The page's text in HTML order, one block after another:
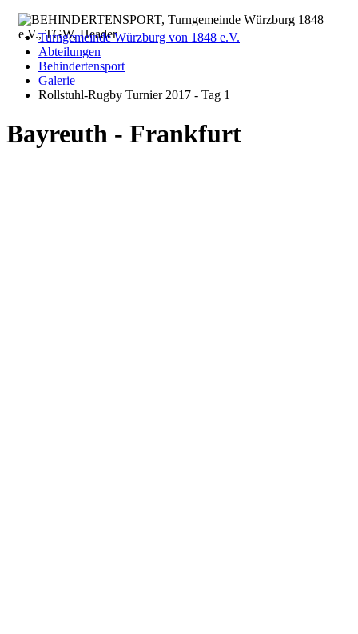
Turngemeinde Würzburg von 1848 e.V.
Abteilungen
Behindertensport
Galerie
Rollstuhl-Rugby Turnier 2017 - Tag 1
Bayreuth - Frankfurt